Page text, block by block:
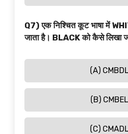
Q7) एक निश्चित कूट भाषा में
जाता है। BLACK को कैसे लिखा
(A)
(B) CMBEL
(C)